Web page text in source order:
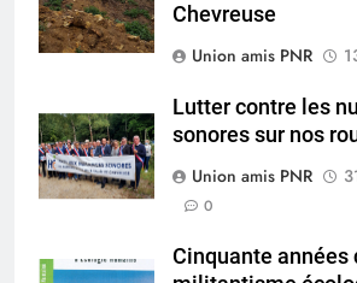
Chevreuse
Union amis PNR
Lutter contre les
sonores sur nos
Union amis PNR
0
Cinquante années